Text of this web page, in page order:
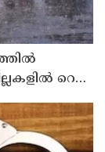
റെഡ്